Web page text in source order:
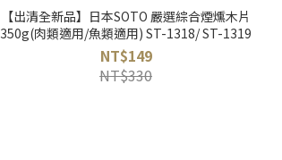
【出清全新品】日本SOTO 嚴選綜合煙燻木片
350g(肉類適用/魚類適用) ST-1318/ ST-1319
NT$149
NT$330